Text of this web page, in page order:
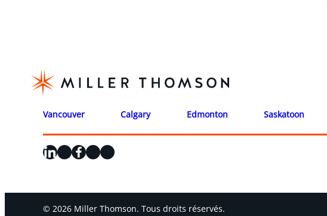
Vancouver Calgary Edmonton Saskatoon
LinkedIn
X Facebook
Instagram
YouTube
© 2026 Miller Thomson. Tous droits réservés.